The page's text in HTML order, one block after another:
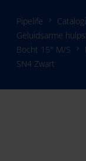
Pipelife Catalogi
Geluidsarme
Bocht 15° M/S
SN4 Zwart